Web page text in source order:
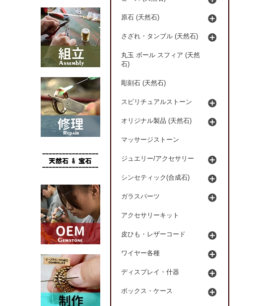
原石 (天然石)
さざれ・タンブル (天然石)
丸玉 ボール スフィア (天然
石)
彫刻石 (天然石)
スピリチュアルストーン
オリジナル製品 (天然石)
マッサージストーン
ジュエリー/アクセサリー
シンセティック(合成石)
ガラスパーツ
アクセサリーキット
皮ひも・レザーコード
ワイヤー各種
ディスプレイ・什器
ボックス・ケース